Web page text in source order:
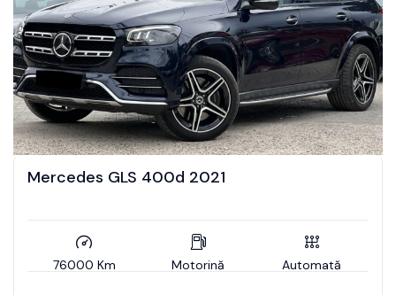
Mercedes GLS 400d 2021
76000 Km Motorină Automată